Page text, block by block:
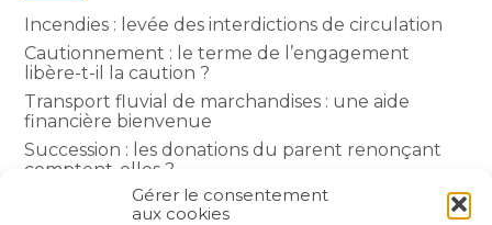
Gérer le consentement
aux cookies
Incendies : levée des interdictions de circulation
Cautionnement : le terme de l’engagement
libère-t-il la caution ?
Transport fluvial de marchandises : une aide
financière bienvenue
Succession : les donations du parent renonçant
comptent-elles ?
Encadrement des loyers : une année de plus